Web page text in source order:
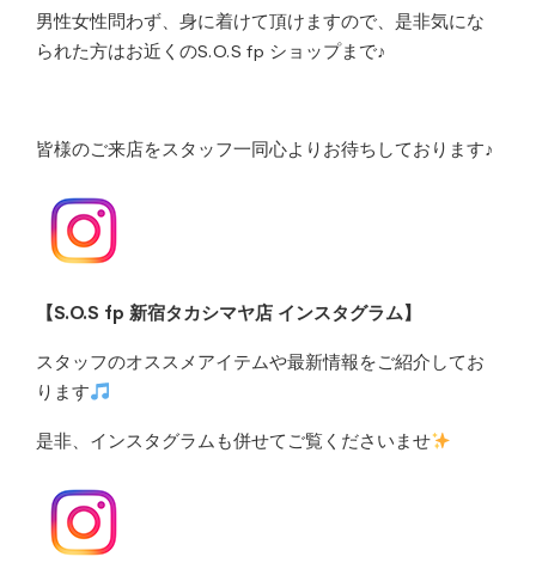
男性女性問わず、身に着けて頂けますので、是非気にな
られた方はお近くのS.O.S fp ショップまで♪
皆様のご来店をスタッフ一同心よりお待ちしております♪
【S.O.S fp 新宿タカシマヤ店 インスタグラム】
スタッフのオススメアイテムや最新情報をご紹介してお
ります
是非、インスタグラムも併せてご覧くださいませ